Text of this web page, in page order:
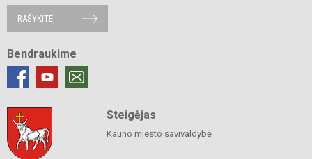
RAŠYKITE
Bendraukime
Steigėjas
Kauno miesto savivaldybė